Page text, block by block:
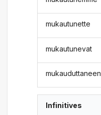
mukautunette
mukautunevat
mukauduttaneen
Infinitives